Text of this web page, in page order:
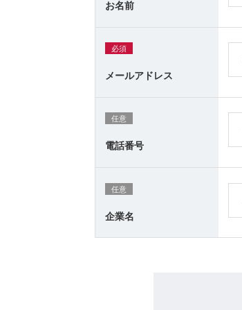
お名前
メールアドレス
必須
電話番号
任意
企業名
任意